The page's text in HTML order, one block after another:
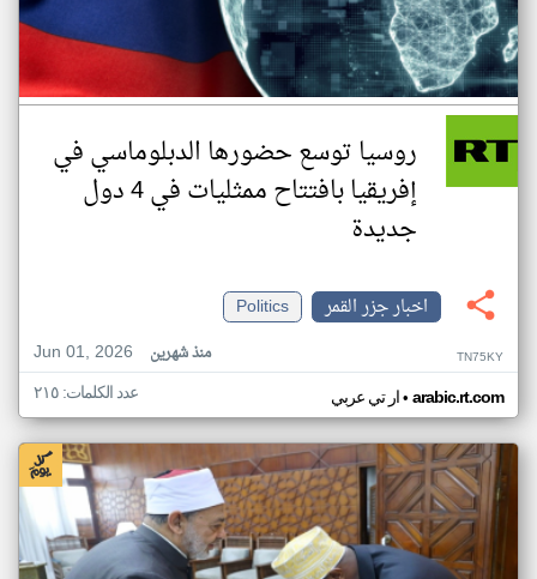
روسيا توسع حضورها الدبلوماسي في
إفريقيا بافتتاح ممثليات في 4 دول
جديدة
اخبار جزر القمر
Politics
Jun 01, 2026
منذ شهرين TN75KY
ار تي عربي• arabic.rt.com عدد الكلمات: ٢١٥